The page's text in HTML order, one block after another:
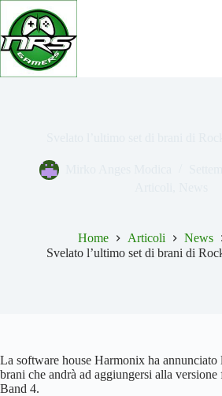
Salta
contenuto
Home Articoli
News
Svelato l’ultimo set di brani di
La software house Harmonix ha annunciato
brani che andrà ad aggiungersi alla
Band 4.